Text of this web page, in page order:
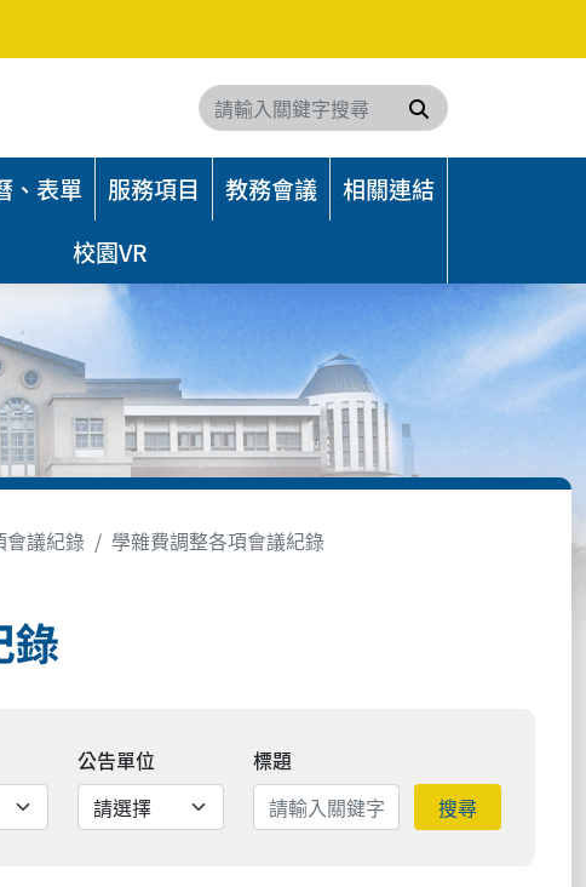
搜尋
、表單 服務項目 教務會議
相關連結
校園VR
會議紀錄
學雜費調整各項會議紀錄
錄
公告單位
標題
搜尋